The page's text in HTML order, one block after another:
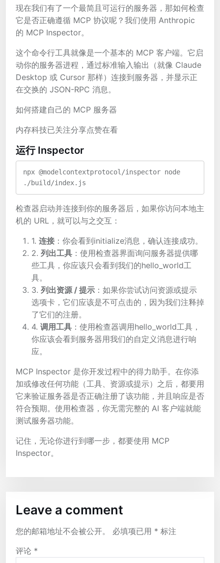
现在我们有了一个最简且可运行的服务器，那如何检查
它是否正确遵循 MCP 协议呢？我们使用 Anthropic
的 MCP Inspector。
这个命令行工具就像是一个基本的 MCP 客户端。它启
动你的服务器进程，通过标准输入输出（就像 Claude
Desktop 或 Cursor 那样）连接到服务器，并显示正
在交换的 JSON-RPC 消息。
如何搭建自己的 MCP 服务器
内存科技已关注分享点赞在看
运行 Inspector
npx @modelcontextprotocol/inspector node
./build/index.js
检查器启动并连接到你的服务器后，如果你访问本地主
机的 URL，就可以与之交互：
1. 连接 ：你会看到initialize消息，确认连接成功。
2. 列出工具 ：使用检查器界面询问服务器提供哪
些工具，你应该只会看到我们的hello_world工
具。
3. 列出资源 / 提示 ：如果你尝试访问资源或提示
选项卡，它们应该是不可点击的，因为我们注释掉
了它们的注册。
4. 调用工具 ：使用检查器调用hello_world工具，
你应该会看到服务器用我们的自定义消息进行响
应。
MCP Inspector 是你开发过程中的得力助手。在你添
加或修改任何功能（工具、资源或提示）之后，都要用
它来验证服务器是否正确注册了该功能，并且响应是否
符合预期。使用检查器，你无需完整的 AI 客户端就能
测试服务器功能。
记住，无论你进行到哪一步，都要使用 MCP
Inspector。
Leave a comment
您的邮箱地址不会被公开。 必填项已用 * 标注
评论 *